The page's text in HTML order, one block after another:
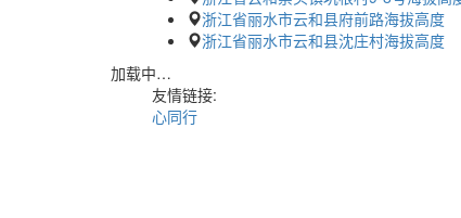
浙江省丽水市云和县府前路海拔高度
浙江省丽水市云和县沈庄村海拔高度
加载中…
友情链接:
心同行